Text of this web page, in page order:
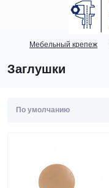
Мебельный крепеж
Заглушки